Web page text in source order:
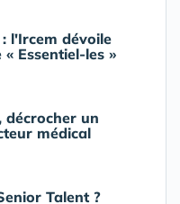
l'Ircem dévoile
Essentiel-les »
décrocher un
médical
Talent ?